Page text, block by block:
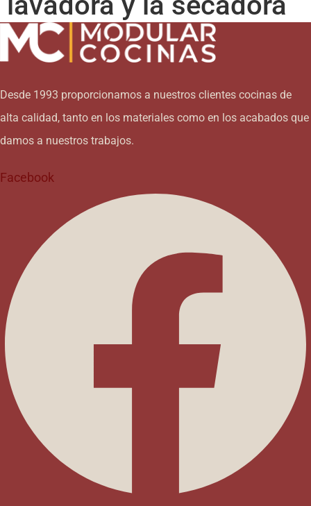
Desde 1993 proporcionamos a nuestros clientes cocinas de
alta calidad, tanto en los materiales como en los acabados que
damos a nuestros trabajos.
Facebook